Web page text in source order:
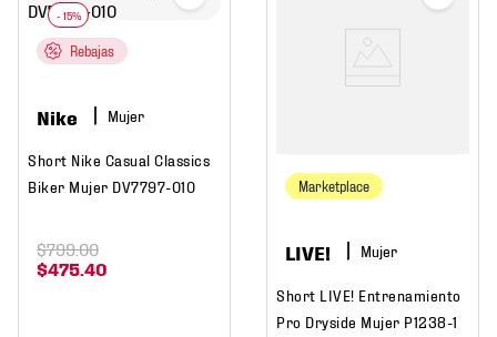
Rebajas
Nike Mujer
Short Nike Casual Classics
Biker Mujer DV7797-010
$475.40
$799.00
Marketplace
LIVE! Mujer
Short LIVE! Entrenamiento
Pro Dryside Mujer P1238-1